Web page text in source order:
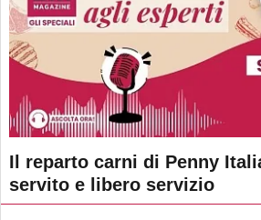
Il reparto carni di Penny
servito e libero servizio